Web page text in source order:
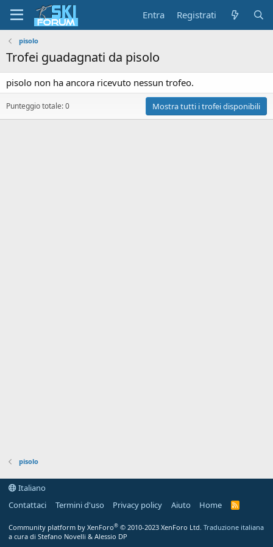
Entra Registrati
pisolo
Trofei guadagnati da pisolo
pisolo non ha ancora ricevuto nessun trofeo.
Punteggio totale: 0 Mostra tutti i trofei disponibili
pisolo
Italiano
Contattaci
Termini d'uso Privacy policy Aiuto Home
R
Community platform by XenForo® © 2010-2023 XenForo Ltd. Traduzione italiana
a cura di Stefano Novelli & Alessio DP